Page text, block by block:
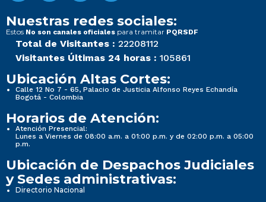
Nuestras redes sociales:
Estos No son canales oficiales para tramitar PQRSDF
Total de Visitantes : 22208112
Visitantes Últimas 24 horas : 105861
Ubicación Altas Cortes:
Calle 12 No 7 - 65, Palacio de Justicia Alfonso Reyes Echandía
Bogotá - Colombia
Horarios de Atención:
Atención Presencial:
Lunes a Viernes de 08:00 a.m. a 01:00 p.m. y de 02:00 p.m. a 05:00
p.m.
Ubicación de Despachos Judiciales
y Sedes administrativas:
Directorio Nacional